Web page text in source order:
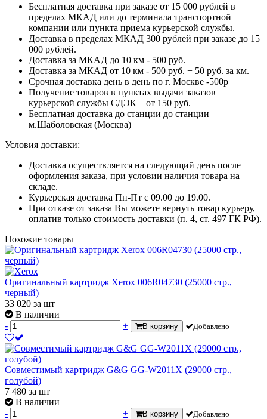
Бесплатная доставка при заказе от 15 000 рублей в
пределах МКАД или до терминала транспортной
компании или пункта приема курьерской службы.
Доставка в пределах МКАД 300 рублей при заказе до 15
000 рублей.
Доставка за МКАД до 10 км - 500 руб.
Доставка за МКАД от 10 км - 500 руб. + 50 руб. за км.
Срочная доставка день в день по г. Москве -500р
Получение товаров в пунктах выдачи заказов
курьерской службы СДЭК – от 150 руб.
Бесплатная доставка до станции до станции
м.Шаболовская (Москва)
Условия доставки:
Доставка осуществляется на следующий день после
оформления заказа, при условии наличия товара на
складе.
Курьерская доставка Пн-Пт с 09.00 до 19.00.
При отказе от заказа Вы можете вернуть товар курьеру,
оплатив только стоимость доставки (п. 4, ст. 497 ГК РФ).
Похожие товары
Оригинальный картридж Xerox 006R04730 (25000 стр.,
черный)
33 020 за шт
В наличии
-
+ В корзину Добавлено
Совместимый картридж G&G GG-W2011X (29000 стр.,
голубой)
7 480 за шт
В наличии
-
+ В корзину Добавлено